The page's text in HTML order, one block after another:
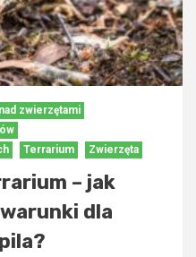
zwierzętami
Terrarium Zwierzęta
– jak
dla